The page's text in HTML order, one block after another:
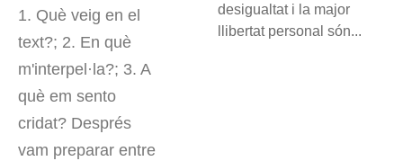
1. Què veig en el
text?; 2. En què
m'interpel·la?; 3. A
què em sento
cridat? Després
vam preparar entre
desigualtat i la major
llibertat personal són...